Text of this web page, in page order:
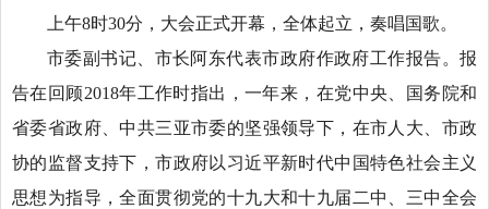
上午8时30分，大会正式开幕，全体起立，奏唱国歌。
市委副书记、市长阿东代表市政府作政府工作报告。报
告在回顾2018年工作时指出，一年来，在党中央、国务院和
省委省政府、中共三亚市委的坚强领导下，在市人大、市政
协的监督支持下，市政府以习近平新时代中国特色社会主义
思想为指导，全面贯彻党的十九大和十九届二中、三中全会